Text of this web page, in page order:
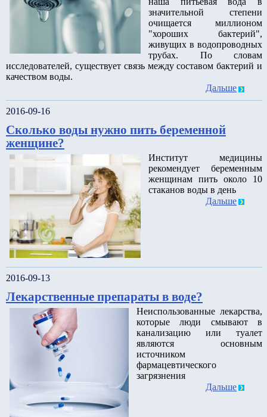
значительной степени
очищается миллионом
"хороших бактерий",
живущих в водопроводных
трубах. По словам
исследователей, существует связь между составом бактерий и
качеством воды.
Дальше
2016-09-16
Сколько воды нужно пить беременной
женщине?
Институт медицины
рекомендует беременным
женщинам пить около 10
стаканов воды в день
Дальше
2016-09-13
Лекарственные препараты в воде?
Неиспользованные лекарства,
которые люди смывают в
канализацию или туалет
являются основным
источником
фармацевтического
загрязнения
Дальше